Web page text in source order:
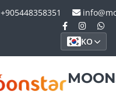
+905448358351
KO